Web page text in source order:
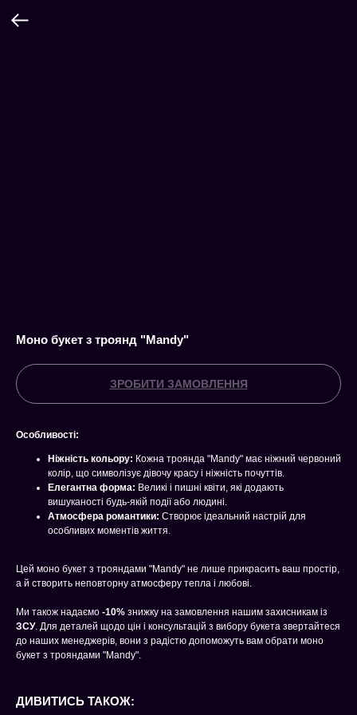
Моно букет з троянд "Mandy"
ЗРОБИТИ ЗАМОВЛЕННЯ
Особливості:
Ніжність кольору: Кожна троянда "Mandy" має ніжний червоний
колір, що символізує дівочу красу і ніжність почуттів.
Елегантна форма: Великі і пишні квіти, які додають
вишуканості будь-якій події або людині.
Атмосфера романтики: Створює ідеальний настрій для
особливих моментів життя.
Цей моно букет з трояндами "Mandy" не лише прикрасить ваш простір,
а й створить неповторну атмосферу тепла і любові.
Ми також надаємо -10% знижку на замовлення нашим захисникам із
ЗСУ. Для деталей щодо цін і консультацій з вибору букета звертайтеся
до наших менеджерів, вони з радістю допоможуть вам обрати моно
букет з трояндами "Mandy".
ДИВИТИСЬ ТАКОЖ: